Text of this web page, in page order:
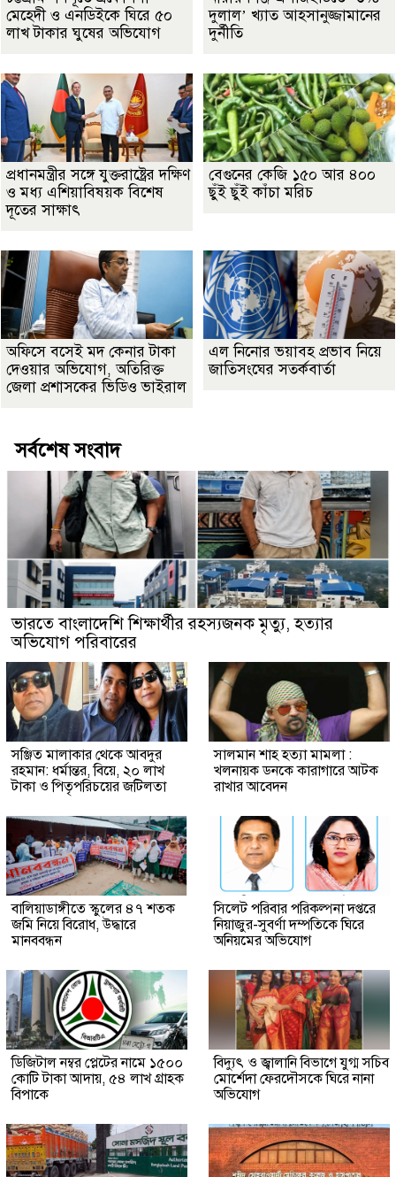
মেহেদী ও এনডিইকে ঘিরে ৫০
লাখ টাকার ঘুষের অভিযোগ
দুলাল’ খ্যাত আহসানুজ্জামানের
দুর্নীতি
প্রধানমন্ত্রীর সঙ্গে যুক্তরাষ্ট্রের দক্ষিণ
ও মধ্য এশিয়াবিষয়ক বিশেষ
দূতের সাক্ষাৎ
বেগুনের কেজি ১৫০ আর ৪০০
ছুঁই ছুঁই কাঁচা মরিচ
অফিসে বসেই মদ কেনার টাকা
দেওয়ার অভিযোগ, অতিরিক্ত
জেলা প্রশাসকের ভিডিও ভাইরাল
এল নিনোর ভয়াবহ প্রভাব নিয়ে
জাতিসংঘের সতর্কবার্তা
সর্বশেষ সংবাদ
ভারতে বাংলাদেশি শিক্ষার্থীর রহস্যজনক মৃত্যু, হত্যার
অভিযোগ পরিবারের
সঞ্জিত মালাকার থেকে আবদুর
রহমান: ধর্মান্তর, বিয়ে, ২০ লাখ
টাকা ও পিতৃপরিচয়ের জটিলতা
সালমান শাহ হত্যা মামলা :
খলনায়ক ডনকে কারাগারে আটক
রাখার আবেদন
বালিয়াডাঙ্গীতে স্কুলের ৪৭ শতক
জমি নিয়ে বিরোধ, উদ্ধারে
মানববন্ধন
সিলেট পরিবার পরিকল্পনা দপ্তরে
নিয়াজুর-সুবর্ণা দম্পতিকে ঘিরে
অনিয়মের অভিযোগ
ডিজিটাল নম্বর প্লেটের নামে ১৫০০
কোটি টাকা আদায়, ৫৪ লাখ গ্রাহক
বিপাকে
বিদ্যুৎ ও জ্বালানি বিভাগে যুগ্ম সচিব
মোর্শেদা ফেরদৌসকে ঘিরে নানা
অভিযোগ